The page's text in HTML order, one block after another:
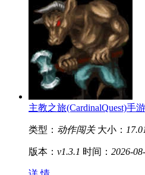
主教之旅(CardinalQuest)手
类型： 动作闯关 大小：
版本： v1.3.1 时间： 2026-